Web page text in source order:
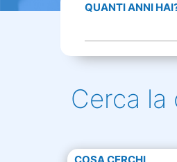
QUANTI ANNI
Cerca la